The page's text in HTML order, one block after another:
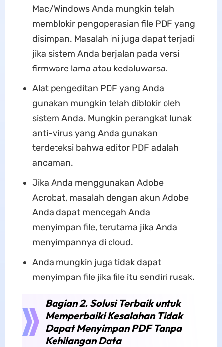
Mac/Windows Anda mungkin telah
memblokir pengoperasian file PDF yang
disimpan. Masalah ini juga dapat terjadi
jika sistem Anda berjalan pada versi
firmware lama atau kedaluwarsa.
Alat pengeditan PDF yang Anda
gunakan mungkin telah diblokir oleh
sistem Anda. Mungkin perangkat lunak
anti-virus yang Anda gunakan
terdeteksi bahwa editor PDF adalah
ancaman.
Jika Anda menggunakan Adobe
Acrobat, masalah dengan akun Adobe
Anda dapat mencegah Anda
menyimpan file, terutama jika Anda
menyimpannya di cloud.
Anda mungkin juga tidak dapat
menyimpan file jika file itu sendiri rusak.
Bagian 2. Solusi Terbaik untuk
Memperbaiki Kesalahan Tidak
Dapat Menyimpan PDF Tanpa
Kehilangan Data